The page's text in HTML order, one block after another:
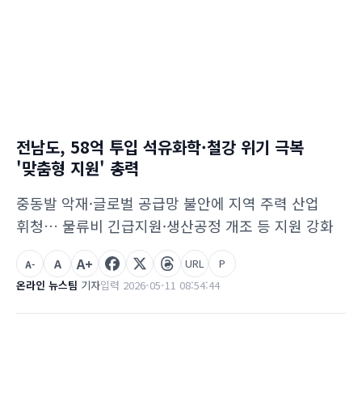
전남도, 58억 투입 석유화학·철강 위기 극복
'맞춤형 지원' 총력
중동발 악재·글로벌 공급망 불안에 지역 주력 산업
휘청… 물류비 긴급지원·생산공정 개조 등 지원 강화
온라인 뉴스팀 기자입력 2026-05-11 08:54:44
A- A A+ URL P